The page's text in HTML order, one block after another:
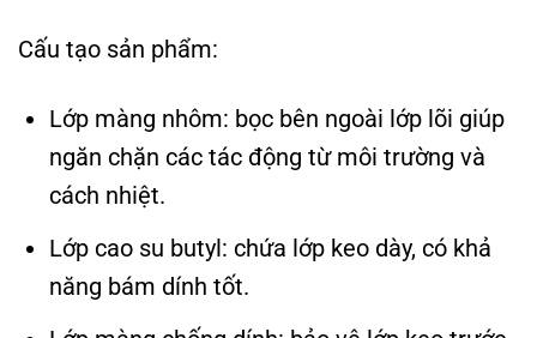
Cấu tạo sản phẩm:
Lớp màng nhôm: bọc bên ngoài lớp lõi giúp
ngăn chặn các tác động từ môi trường và
cách nhiệt.
Lớp cao su butyl: chứa lớp keo dày, có khả
năng bám dính tốt.